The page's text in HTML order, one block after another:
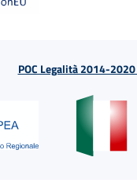
POC Legalità 2014-